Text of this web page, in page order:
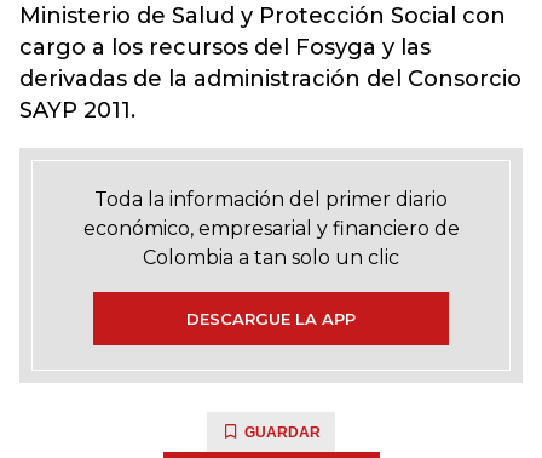
Ministerio de Salud y Protección Social con
cargo a los recursos del Fosyga y las
derivadas de la administración del Consorcio
SAYP 2011.
Toda la información del primer diario
económico, empresarial y financiero de
Colombia a tan solo un clic
DESCARGUE LA APP
GUARDAR